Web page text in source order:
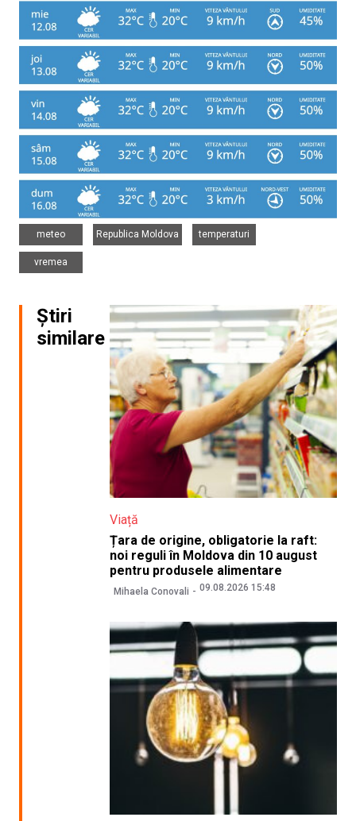
meteo
Republica Moldova
temperaturi
vremea
Știri
similare
Viață
Țara de origine, obligatorie la raft:
noi reguli în Moldova din 10 august
pentru produsele alimentare
Mihaela Conovali 09.08.2026 15:48